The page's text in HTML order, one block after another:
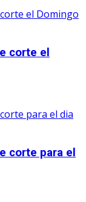
corte el
corte para el